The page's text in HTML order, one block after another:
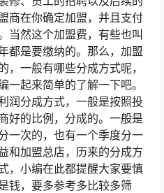
商在你确定加盟，并且支付
当然这个加盟费，有些也叫
都是要缴纳的。那么，加盟
，一般有哪些分成方式呢，
一起来简单的了解一下吧。
润分成方式，一般是按照投
好的比例，分成的。一般是
一次的，也有一个季度分一
和加盟总店，历来的分成方
，小编在此都提醒大家要慎
钱，要多参考多比较多筛